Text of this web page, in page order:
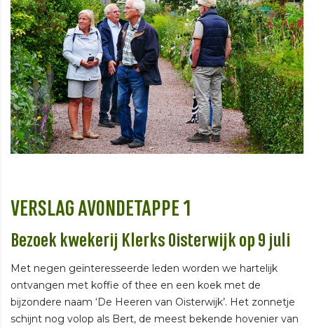
VERSLAG AVONDETAPPE 1
Bezoek kwekerij Klerks Oisterwijk op 9 juli
Met negen geïnteresseerde leden worden we hartelijk
ontvangen met koffie of thee en een koek met de
bijzondere naam ‘De Heeren van Oisterwijk’. Het zonnetje
schijnt nog volop als Bert, de meest bekende hovenier van